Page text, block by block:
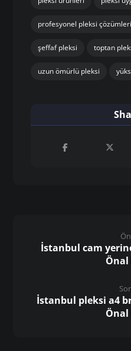
profesyonel pleksi çözümleri
şeffaf pleksi toptan
uzun ömürlü pleksi
İstanbul cam
Önal
İstanbul pleksi a4
Önal